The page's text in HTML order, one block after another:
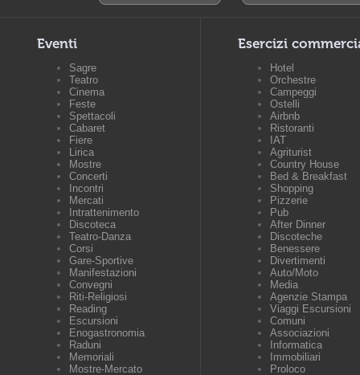
Eventi
Sagre
Teatro
Cinema
Feste
Spettacoli
Cabaret
Fiere
Lirica
Mostre
Concerti
Incontri
Mercati
Intrattenimento
Discoteca
Teatro-Danza
Corsi
Gare-Sportive
Manifestazioni
Convegni
Riti-Religiosi
Reading
Escursioni
Enogastronomia
Raduni
Memoriali
Mostre-Mercato
Esercizi
Hotel
Orchestre
Campeggi
Ostelli
Airbnb
Ristoranti
IAT
Agriturist
Country House
Bed & Breakfast
Shopping
Pizzerie
Pub
After Dinner
Discoteche
Benessere
Divertimenti
Auto/Moto
Media
Agenzie Stampa
Viaggi Escursioni
Comuni
Associazioni
Informatica
Immobiliari
Proloco